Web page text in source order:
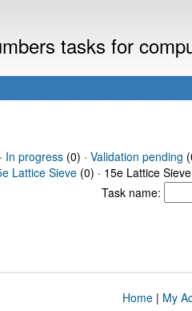
tasks for
In progress(0) · Validation pending
Lattice Sieve (0) · 15e Lattice
Task name:
Home| My